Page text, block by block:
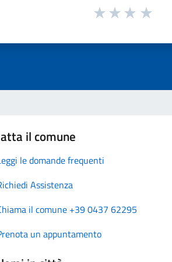
il comune
le domande frequenti
Assistenza
il comune +39 0437 62295
un appuntamento